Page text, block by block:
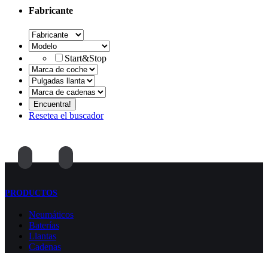
Fabricante
Start&Stop
Resetea el buscador
PRODUCTOS
Neumáticos
Baterías
Llantas
Cadenas